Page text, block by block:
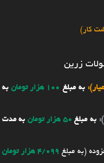
زرین
به مبلغ 100 هزار تومان
به
به مبلغ 50 هزار تومان
به مدت
4/099 هزار تومان